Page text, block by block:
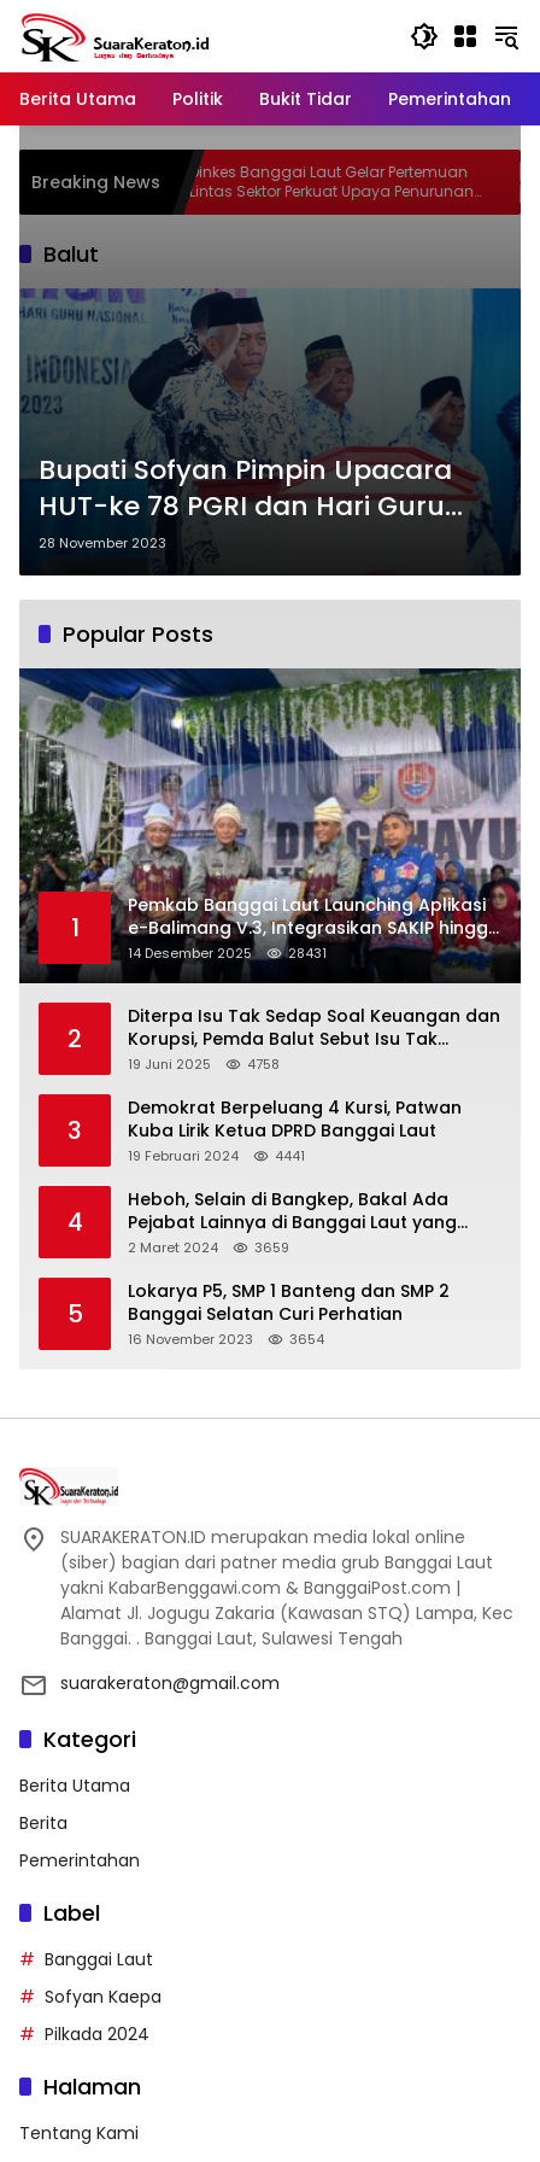
Langsung
konten
Berita Utama
Politik Bukit Tidar Pemerintahan
Breaking News
dan
Dinkes Banggai Laut Gelar Pertemuan
Lintas Sektor Perkuat Upaya Penurunan
Stunting di Banggai Laut
Balut
Bupati Sofyan Pimpin Upacara
HUT-ke 78 PGRI dan Hari Guru
Nasional Tahun 2023
28 November 2023
Popular Posts
1
Pemkab Banggai Laut Launching Aplikasi
e-Balimang V.3, Integrasikan SAKIP hingga
Satu Data Layanan Publik
14 Desember 2025 28431
2
Diterpa Isu Tak Sedap Soal Keuangan dan
Korupsi, Pemda Balut Sebut Isu Tak
Berdasar
19 Juni 2025 4758
3
Demokrat Berpeluang 4 Kursi, Patwan
Kuba Lirik Ketua DPRD Banggai Laut
19 Februari 2024 4441
4
Heboh, Selain di Bangkep, Bakal Ada
Pejabat Lainnya di Banggai Laut yang
Bakal di Ciduk, Bagini Kata Kapolres!
2 Maret 2024 3659
5
Lokarya P5, SMP 1 Banteng dan SMP 2
Banggai Selatan Curi Perhatian
16 November 2023 3654
SUARAKERATON.ID merupakan media lokal online
(siber) bagian dari patner media grub Banggai Laut
yakni KabarBenggawi.com & BanggaiPost.com |
Alamat Jl. Jogugu Zakaria (Kawasan STQ) Lampa, Kec
Banggai. . Banggai Laut, Sulawesi Tengah
suarakeraton@gmail.com
Kategori
Berita Utama
Berita
Pemerintahan
Label
Banggai Laut
Sofyan Kaepa
Pilkada 2024
Halaman
Tentang Kami